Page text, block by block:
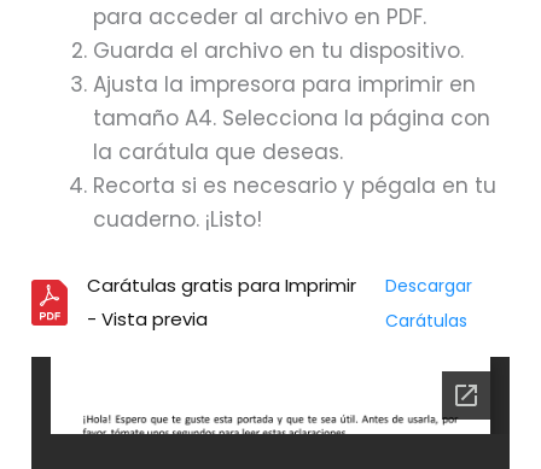
para acceder al archivo en PDF.
Guarda el archivo en tu dispositivo.
Ajusta la impresora para imprimir en
tamaño A4. Selecciona la página con
la carátula que deseas.
Recorta si es necesario y pégala en tu
cuaderno. ¡Listo!
Carátulas gratis para Imprimir
- Vista previa
Descargar
Carátulas